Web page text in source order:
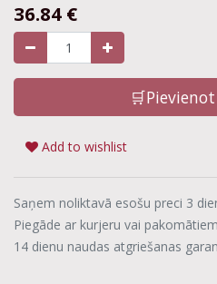
36.84 €
Add to wishlist
Saņem noliktavā esošu preci 3
Piegāde ar kurjeru vai
14 dienu naudas atgriešanas